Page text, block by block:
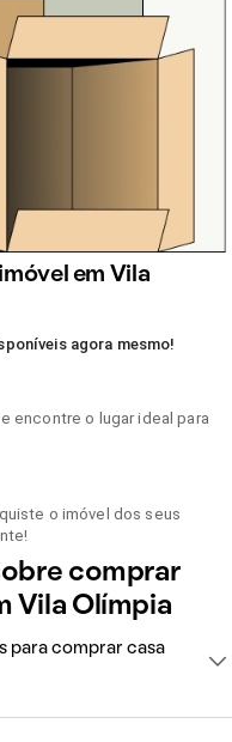
em Vila
agora mesmo!,
agora mesmo!
o lugar ideal para
encontre o lugar ideal para
o imóvel dos seus
o imóvel dos seus
comprar
Vila Olímpia
para comprar casa